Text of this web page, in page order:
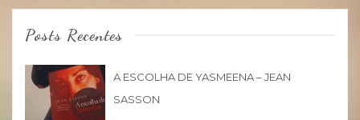
Posts Recentes
A ESCOLHA DE YASMEENA – JEAN
SASSON